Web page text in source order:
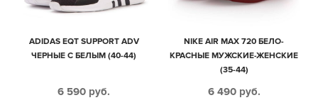
ADIDAS EQT SUPPORT ADV
ЧЕРНЫЕ С БЕЛЫМ (40-44)
6 590 руб.
NIKE AIR MAX 720 БЕЛО-
КРАСНЫЕ МУЖСКИЕ-ЖЕНСКИЕ
(35-44)
6 490 руб.